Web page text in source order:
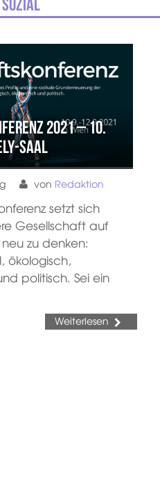
2021 – 10.
Saal
von Redaktion
setzt sich
Gesellschaft auf
zu denken:
ökologisch,
politisch. Sei ein
Weiterlesen